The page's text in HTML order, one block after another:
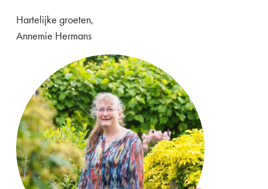
Hartelijke groeten,
Annemie Hermans